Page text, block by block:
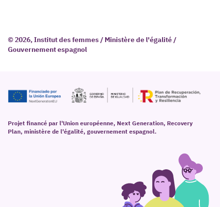
© 2026, Institut des femmes / Ministère de l'égalité /
Gouvernement espagnol
Projet financé par l'Union européenne, Next Generation, Recovery
Plan, ministère de l'égalité, gouvernement espagnol.